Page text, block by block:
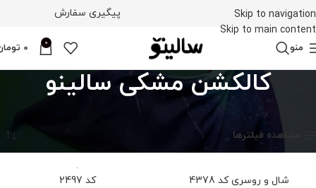
Skip to navigation
Skip to main content
پیگیری سفارش
منو 0
0
کالکشن مشکی سالینو
کالکشن مشکی سالینو
مشاهده فیلترها
شال و روسری کد 4378 کد 2497